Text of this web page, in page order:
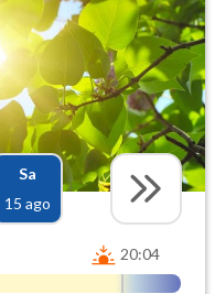
Sa
15 ago
20:04